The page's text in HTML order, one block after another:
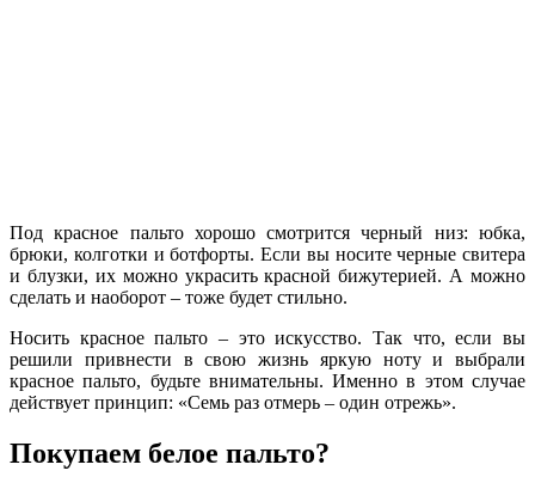
Под красное пальто хорошо смотрится черный низ: юбка,
брюки, колготки и ботфорты. Если вы носите черные свитера
и блузки, их можно украсить красной бижутерией. А можно
сделать и наоборот – тоже будет стильно.
Носить красное пальто – это искусство. Так что, если вы
решили привнести в свою жизнь яркую ноту и выбрали
красное пальто, будьте внимательны. Именно в этом случае
действует принцип: «Семь раз отмерь – один отрежь».
Покупаем белое пальто?